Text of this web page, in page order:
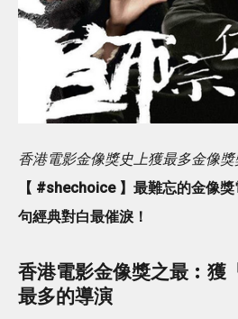
香港電影金像獎史上獲最多金像
【 #shechoice 】最難忘的金像
句經典對白最催淚！
香港電影金像獎之最︰獲
最多的導演